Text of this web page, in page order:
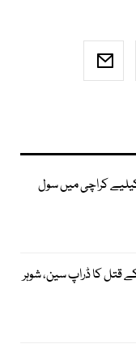
کراچی میں سول
خاتون کے قتل کا ڈراپ سین، شوہر